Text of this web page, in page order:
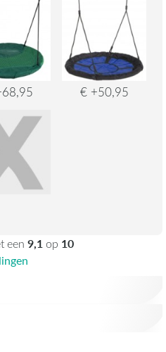
een 9,1 op 10
€ +50,95